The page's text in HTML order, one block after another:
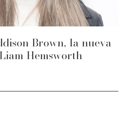
Brown, la nueva
Hemsworth